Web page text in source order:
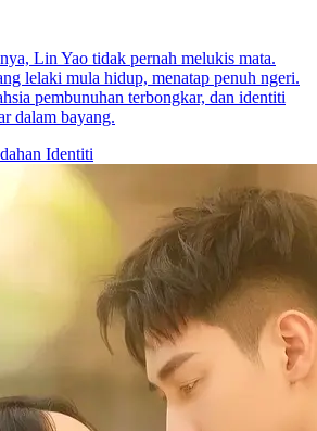
Lin Yao tidak pernah melukis mata.
lelaki mula hidup, menatap penuh ngeri.
pembunuhan terbongkar, dan identiti
dalam bayang.
Identiti